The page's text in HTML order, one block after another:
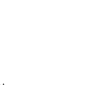
muy intensa a
a leve eritema
padres, la aparición
Complejo ( SDRC )